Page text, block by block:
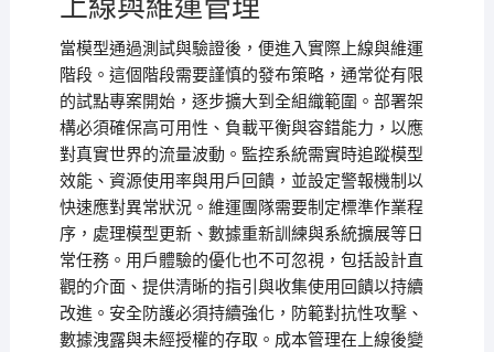
上線與維運管理
當模型通過測試與驗證後，便進入實際上線與維運
階段。這個階段需要謹慎的發布策略，通常從有限
的試點專案開始，逐步擴大到全組織範圍。部署架
構必須確保高可用性、負載平衡與容錯能力，以應
對真實世界的流量波動。監控系統需實時追蹤模型
效能、資源使用率與用戶回饋，並設定警報機制以
快速應對異常狀況。維運團隊需要制定標準作業程
序，處理模型更新、數據重新訓練與系統擴展等日
常任務。用戶體驗的優化也不可忽視，包括設計直
觀的介面、提供清晰的指引與收集使用回饋以持續
改進。安全防護必須持續強化，防範對抗性攻擊、
數據洩露與未經授權的存取。成本管理在上線後變